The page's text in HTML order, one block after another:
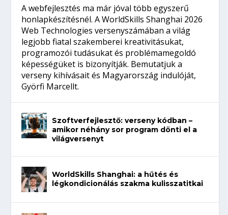
A webfejlesztés ma már jóval több egyszerű
honlapkészítésnél. A WorldSkills Shanghai 2026
Web Technologies versenyszámában a világ
legjobb fiatal szakemberei kreativitásukat,
programozói tudásukat és problémamegoldó
képességüket is bizonyítják. Bemutatjuk a
verseny kihívásait és Magyarország indulóját,
Györfi Marcellt.
Szoftverfejlesztő: verseny kódban –
amikor néhány sor program dönti el a
világversenyt
WorldSkills Shanghai: a hűtés és
légkondicionálás szakma kulisszatitkai